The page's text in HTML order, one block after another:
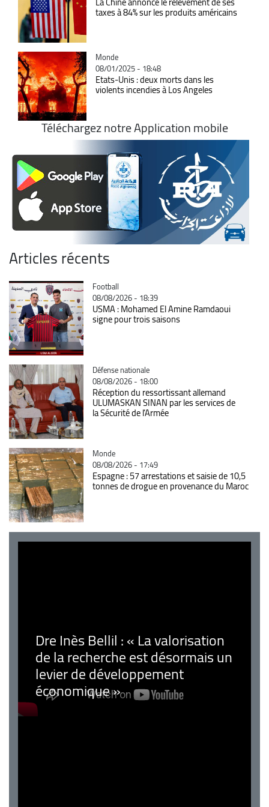
taxes à 84% sur les produits américains
Catégorie
Monde
08/01/2025 - 18:48
Etats-Unis : deux morts dans les
violents incendies à Los Angeles
Téléchargez notre Application mobile
Articles récents
Catégorie
Football
08/08/2026 - 18:39
USMA : Mohamed El Amine Ramdaoui
signe pour trois saisons
Catégorie
Défense nationale
08/08/2026 - 18:00
Réception du ressortissant allemand
ULUMASKAN SINAN par les services de
la Sécurité de l’Armée
Catégorie
Monde
08/08/2026 - 17:49
Espagne : 57 arrestations et saisie de 10,5
tonnes de drogue en provenance du Maroc
Dre Inès Bellil : « La valorisation
de la recherche est désormais un
levier de développement
économique »